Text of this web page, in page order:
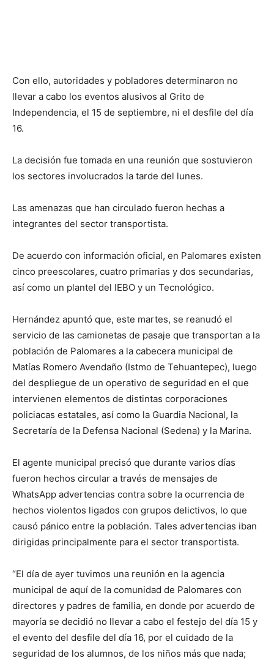
Con ello, autoridades y pobladores determinaron no
llevar a cabo los eventos alusivos al Grito de
Independencia, el 15 de septiembre, ni el desfile del día
16.
La decisión fue tomada en una reunión que sostuvieron
los sectores involucrados la tarde del lunes.
Las amenazas que han circulado fueron hechas a
integrantes del sector transportista.
De acuerdo con información oficial, en Palomares existen
cinco preescolares, cuatro primarias y dos secundarias,
así como un plantel del IEBO y un Tecnológico.
Hernández apuntó que, este martes, se reanudó el
servicio de las camionetas de pasaje que transportan a la
población de Palomares a la cabecera municipal de
Matías Romero Avendaño (Istmo de Tehuantepec), luego
del despliegue de un operativo de seguridad en el que
intervienen elementos de distintas corporaciones
policiacas estatales, así como la Guardia Nacional, la
Secretaría de la Defensa Nacional (Sedena) y la Marina.
El agente municipal precisó que durante varios días
fueron hechos circular a través de mensajes de
WhatsApp advertencias contra sobre la ocurrencia de
hechos violentos ligados con grupos delictivos, lo que
causó pánico entre la población. Tales advertencias iban
dirigidas principalmente para el sector transportista.
“El día de ayer tuvimos una reunión en la agencia
municipal de aquí de la comunidad de Palomares con
directores y padres de familia, en donde por acuerdo de
mayoría se decidió no llevar a cabo el festejo del día 15 y
el evento del desfile del día 16, por el cuidado de la
seguridad de los alumnos, de los niños más que nada;